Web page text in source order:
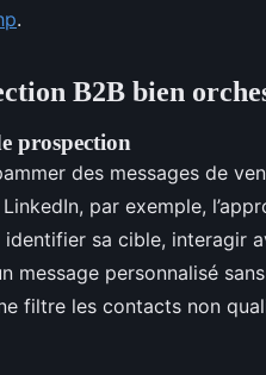
.
B2B bien
prospection
des messages de
par exemple,
sa cible, interagir
message personnalisé
filtre les contacts non